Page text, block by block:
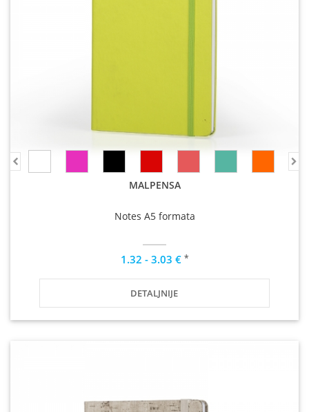
MALPENSA
Notes A5 formata
1.32 - 3.03 € *
DETALJNIJE